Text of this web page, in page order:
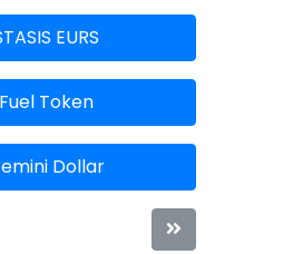
EURS
Fuel Token
Dollar